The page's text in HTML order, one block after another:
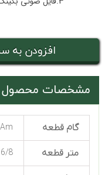
افزودن به
مشخصات محصول
گام قطعه Am
متر قطعه 6/8